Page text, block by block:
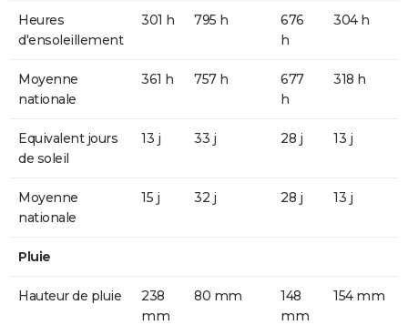
Heures
d'ensoleillement
301 h 795 h
676
h
304 h
Moyenne
nationale
361 h 757 h
677
h
318 h
Equivalent jours
de soleil
13 j 33 j 28 j 13 j
Moyenne
nationale
15 j 32 j 28 j 13 j
Pluie
Hauteur de pluie
238
mm
80 mm
148
mm
154 mm